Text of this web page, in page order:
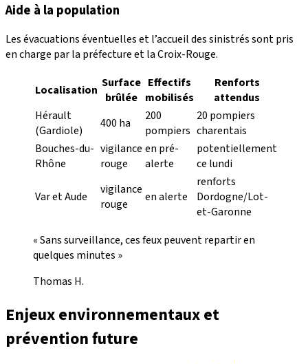
Aide à la population
Les évacuations éventuelles et l’accueil des sinistrés sont pris
en charge par la préfecture et la Croix-Rouge.
Localisation Surface
brûlée
Effectifs
mobilisés
Renforts
attendus
Hérault
(Gardiole)
400 ha
200
pompiers
20 pompiers
charentais
Bouches-du-
Rhône
vigilance
rouge
en pré-
alerte
potentiellement
ce lundi
Var et Aude
vigilance
rouge
en alerte
renforts
Dordogne/Lot-
et-Garonne
« Sans surveillance, ces feux peuvent repartir en
quelques minutes »
Thomas H.
Enjeux environnementaux et
prévention future